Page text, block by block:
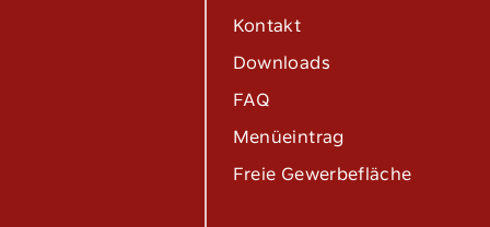
Kontakt
Downloads
FAQ
Menüeintrag
Freie Gewerbefläche